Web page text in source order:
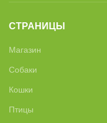
СТРАНИЦЫ
Магазин
Собаки
Кошки
Птицы